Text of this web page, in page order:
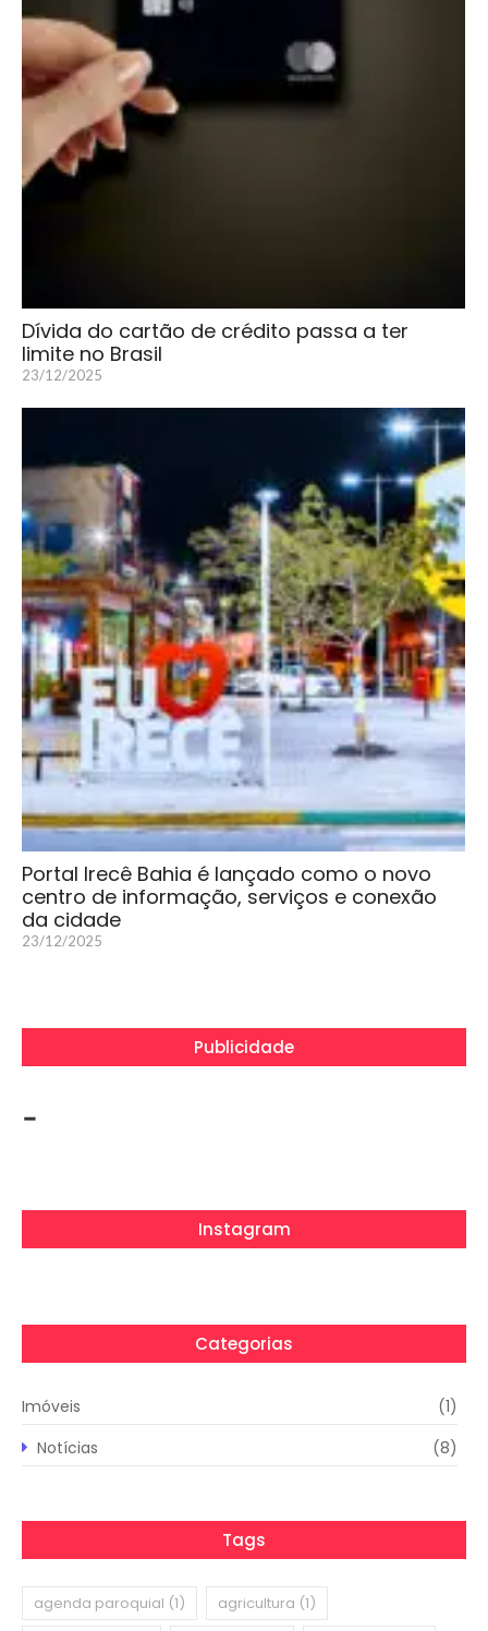
Dívida do cartão de crédito passa a ter
limite no Brasil
23/12/2025
Portal Irecê Bahia é lançado como o novo
centro de informação, serviços e conexão
da cidade
23/12/2025
Publicidade
-
Instagram
Categorias
Imóveis
(1)
Notícias
(8)
Tags
agenda paroquial (1) agricultura (1)